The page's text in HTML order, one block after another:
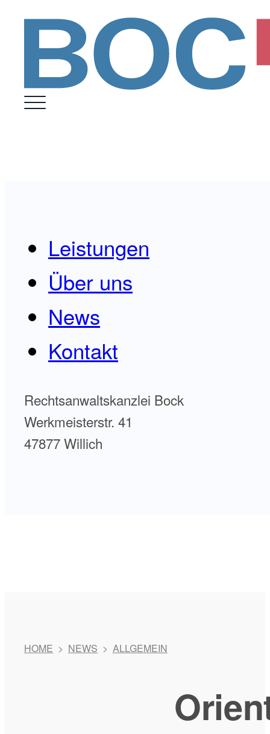
Leistungen
Über uns
News
Kontakt
Rechtsanwaltskanzlei Bock
Werkmeisterstr. 41
47877 Willich
HOME > NEWS > ALLGEMEIN